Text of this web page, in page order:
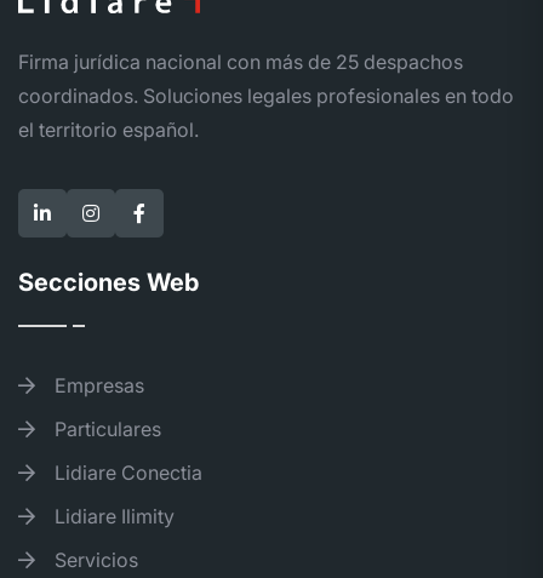
Firma jurídica nacional con más de 25 despachos
coordinados. Soluciones legales profesionales en todo
el territorio español.
Secciones Web
Empresas
Particulares
Lidiare Conectia
Lidiare Ilimity
Servicios